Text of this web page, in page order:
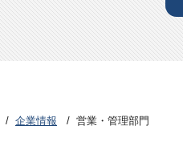
企業情報 営業・管理部門